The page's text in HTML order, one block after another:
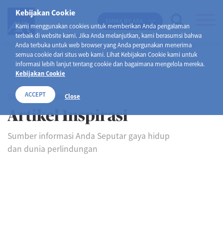
Kebijakan Cookie
Kami menggunakan cookies untuk memberikan Anda pengalaman
terbaik di website kami. Jika Anda melanjutkan, kami berasumsi bahwa
Anda terbuka untuk web browser yang Anda pergunakan menerima
semua cookie dari situs web kami. Lihat Kebijakan Cookie kami untuk
informasi lebih lanjut tentang cookie dan bagaimana mengelola mereka.
Kebijakan Cookie
ACCEPT Close
SELAMAT DATANG DI
Artikel Inspirasi
Sumber informasi Anda Seputar gaya hidup
dan dunia perlindungan